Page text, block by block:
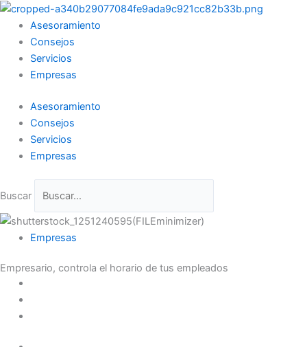
Ir
contenido
Asesoramiento
Consejos
Servicios
Empresas
Asesoramiento
Consejos
Servicios
Empresas
Buscar
Empresas
Empresario, controla el horario de tus empleados